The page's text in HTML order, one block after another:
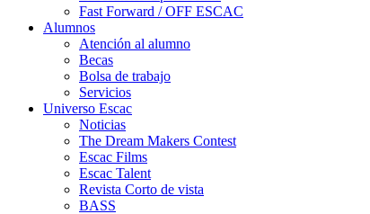
Fast Forward / OFF ESCAC
Alumnos
Atención al alumno
Becas
Bolsa de trabajo
Servicios
Universo Escac
Noticias
The Dream Makers Contest
Escac Films
Escac Talent
Revista Corto de vista
BASS